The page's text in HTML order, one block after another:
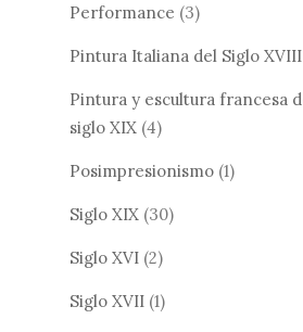
Performance (3)
Pintura Italiana del Siglo XVIII
Pintura y escultura francesa
siglo XIX (4)
Posimpresionismo (1)
Siglo XIX (30)
Siglo XVI (2)
Siglo XVII (1)